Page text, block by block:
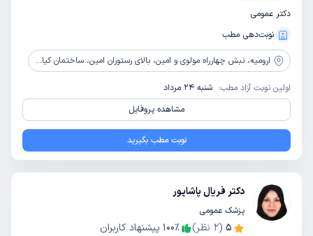
دکتر عمومی
نوبت‌دهی مطب
ارومیه، نبش چهارراه مولوی و امین، بالای رستوران امین، ساختمان کیا، طبقه سوم، واحد 5
اولین نوبت آزاد مطب: شنبه 24 مرداد
مشاهده پروفایل
نوبت مطب بگیرید
دکتر فریال پاشاپور
پزشک عمومی
5
(
2 نظر) 100٪
پیشنهاد کاربران